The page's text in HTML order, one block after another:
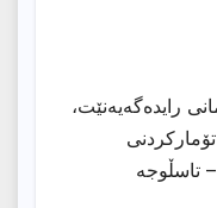
رایدەگەیەنێت،
تاسڵوجە